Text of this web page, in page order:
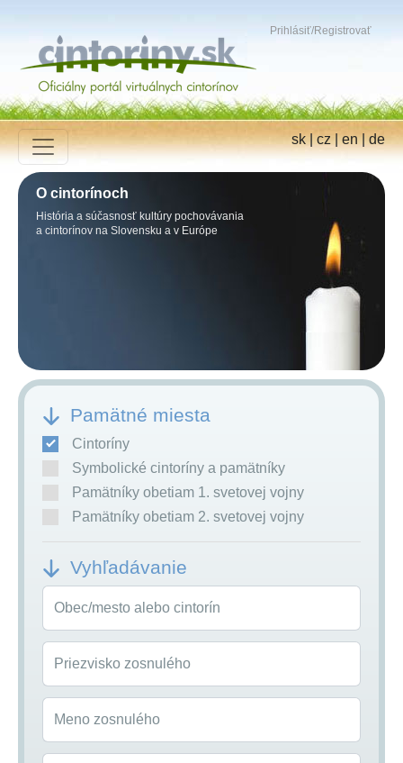
Prihlásiť/Registrovať
sk|cz|en|de
O cintorínoch
História a súčasnosť kultúry pochovávania
a cintorínov na Slovensku a v Európe
Pamätné miesta
Cintoríny
Symbolické cintoríny a pamätníky
Pamätníky obetiam 1. svetovej vojny
Pamätníky obetiam 2. svetovej vojny
Vyhľadávanie
Obec/mesto alebo cintorín
Priezvisko zosnulého
Meno zosnulého